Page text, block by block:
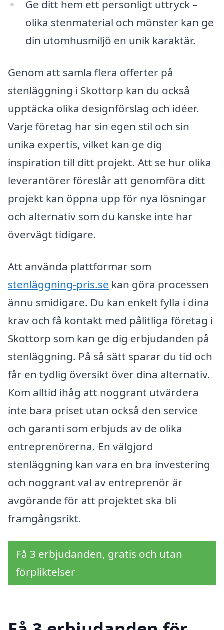
Ge ditt hem ett personligt uttryck –
olika stenmaterial och mönster kan ge
din utomhusmiljö en unik karaktär.
Genom att samla flera offerter på
stenläggning i Skottorp kan du också
upptäcka olika designförslag och idéer.
Varje företag har sin egen stil och sin
unika expertis, vilket kan ge dig
inspiration till ditt projekt. Att se hur olika
leverantörer föreslår att genomföra ditt
projekt kan öppna upp för nya lösningar
och alternativ som du kanske inte har
övervägt tidigare.
Att använda plattformar som
stenläggning-pris.se kan göra processen
ännu smidigare. Du kan enkelt fylla i dina
krav och få kontakt med pålitliga företag i
Skottorp som kan ge dig erbjudanden på
stenläggning. På så sätt sparar du tid och
får en tydlig översikt över dina alternativ.
Kom alltid ihåg att noggrant utvärdera
inte bara priset utan också den service
och garanti som erbjuds av de olika
entreprenörerna. En välgjord
stenläggning kan vara en bra investering
och noggrant val av entreprenör är
avgörande för att projektet ska bli
framgångsrikt.
Få 3 erbjudanden, gratis och utan
förpliktelser